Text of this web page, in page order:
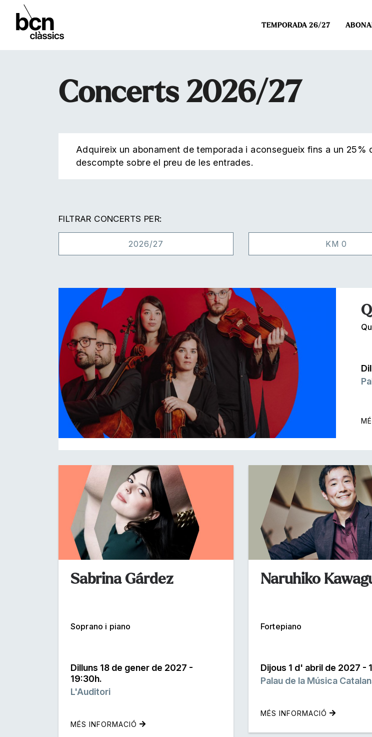
TEMPORADA 26/27
Concerts 2026/27
Adquireix un abonament de temporada i aconsegueix fins a un 25%
descompte sobre el preu de les entrades.
FILTRAR CONCERTS PER:
2026/27 KM 0
Sabrina Gárdez
Soprano i piano
Dilluns 18 de gener de 2027 -
19:30h.
L'Auditori
MÉS INFORMACIÓ
Naruhiko
Fortepiano
Dijous 1 d' abril de 2027 -
Palau de la Música
MÉS INFORMACIÓ